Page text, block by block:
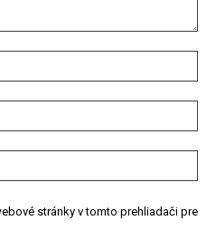
stránky v tomto prehliadači pre